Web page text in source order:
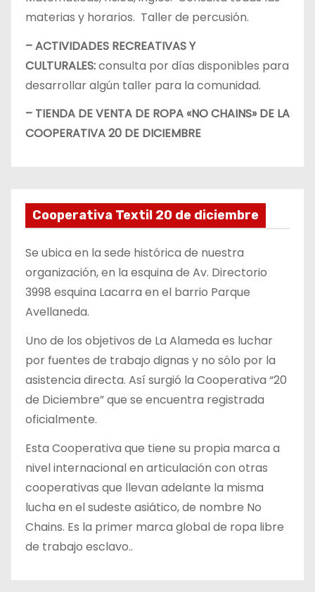
materias y horarios. Taller de percusión.
– ACTIVIDADES RECREATIVAS Y
CULTURALES:consulta por días disponibles para
desarrollar algún taller para la comunidad.
– TIENDA DE VENTA DE ROPA «NO CHAINS» DE LA
COOPERATIVA 20 DE DICIEMBRE
Cooperativa Textil 20 de diciembre
Se ubica en la sede histórica de nuestra
organización, en la esquina de Av. Directorio
3998 esquina Lacarra en el barrio Parque
Avellaneda.
Uno de los objetivos de La Alameda es luchar
por fuentes de trabajo dignas y no sólo por la
asistencia directa. Así surgió la Cooperativa “20
de Diciembre” que se encuentra registrada
oficialmente.
Esta Cooperativa que tiene su propia marca a
nivel internacional en articulación con otras
cooperativas que llevan adelante la misma
lucha en el sudeste asiático, de nombre No
Chains. Es la primer marca global de ropa libre
de trabajo esclavo..